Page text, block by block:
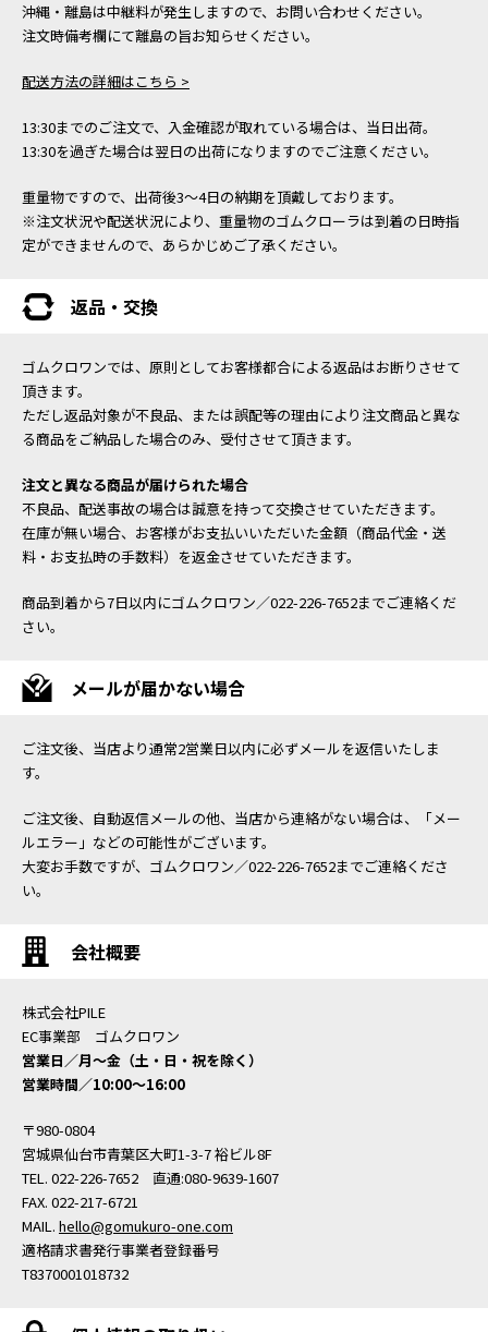
沖縄・離島は中継料が発生しますので、お問い合わせください。
注文時備考欄にて離島の旨お知らせください。
配送方法の詳細はこちら >
13:30までのご注文で、入金確認が取れている場合は、当日出荷。
13:30を過ぎた場合は翌日の出荷になりますのでご注意ください。
重量物ですので、出荷後3～4日の納期を頂戴しております。
※注文状況や配送状況により、重量物のゴムクローラは到着の日時指
定ができませんので、あらかじめご了承ください。
返品・交換
ゴムクロワンでは、原則としてお客様都合による返品はお断りさせて
頂きます。
ただし返品対象が不良品、または誤配等の理由により注文商品と異な
る商品をご納品した場合のみ、受付させて頂きます。
注文と異なる商品が届けられた場合
不良品、配送事故の場合は誠意を持って交換させていただきます。
在庫が無い場合、お客様がお支払いいただいた金額（商品代金・送
料・お支払時の手数料）を返金させていただきます。
商品到着から7日以内にゴムクロワン／022-226-7652までご連絡くだ
さい。
メールが届かない場合
ご注文後、当店より通常2営業日以内に必ずメールを返信いたしま
す。
ご注文後、自動返信メールの他、当店から連絡がない場合は、「メー
ルエラー」などの可能性がございます。
大変お手数ですが、ゴムクロワン／022-226-7652までご連絡くださ
い。
会社概要
株式会社PILE
EC事業部 ゴムクロワン
営業日／月〜金（土・日・祝を除く）
営業時間／10:00〜16:00
〒980-0804
宮城県仙台市青葉区大町1-3-7 裕ビル8F
TEL. 022-226-7652 直通:080-9639-1607
FAX. 022-217-6721
MAIL. hello@gomukuro-one.com
適格請求書発行事業者登録番号
T8370001018732